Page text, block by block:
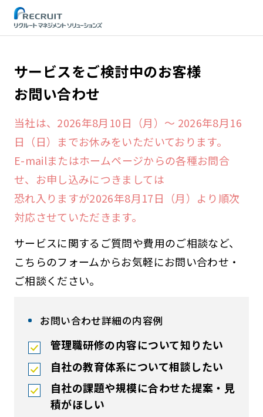
サービスをご検討中のお客様
お問い合わせ
当社は、2026年8月10日（月）～ 2026年8月16
日（日）までお休みをいただいております。
E-mailまたはホームページからの各種お問合
せ、お申し込みにつきましては
恐れ入りますが2026年8月17日（月）より順次
対応させていただきます。
サービスに関するご質問や費用のご相談など、
こちらのフォームからお気軽にお問い合わせ・
ご相談ください。
お問い合わせ詳細の内容例
管理職研修の内容について知りたい
自社の教育体系について相談したい
自社の課題や規模に合わせた提案・見
積がほしい